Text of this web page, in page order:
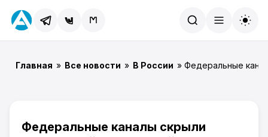
Главная » Все новости » В России » Федеральные
Федеральные каналы скрыли